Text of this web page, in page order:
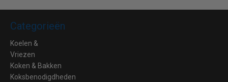
Categorieën
Koelen &
Vriezen
Koken & Bakken
Koksbenodigdheden